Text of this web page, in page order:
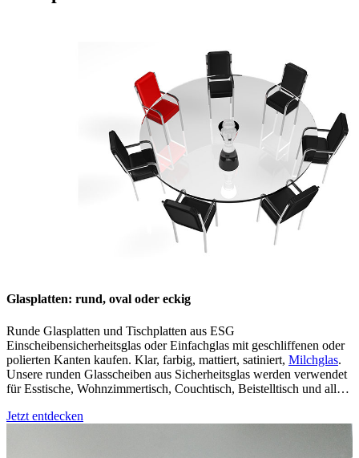
Glasplatten: rund, oval oder eckig
Runde Glasplatten und Tischplatten aus ESG
Einscheibensicherheitsglas oder Einfachglas mit geschliffenen oder
polierten Kanten kaufen. Klar, farbig, mattiert, satiniert, Milchglas.
Unsere runden Glasscheiben aus Sicherheitsglas werden verwendet
für Esstische, Wohnzimmertisch, Couchtisch, Beistelltisch und alle
mit einer Kreisplatte aus Glas als Tischauflage schützen.
Jetzt entdecken